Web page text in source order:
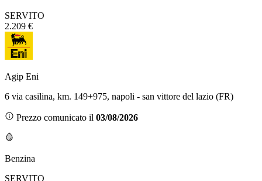
SERVITO
2.209 €
Agip Eni
6 via casilina, km. 149+975, napoli - san vittore del lazio (FR)
Prezzo comunicato il 03/08/2026
Benzina
SERVITO